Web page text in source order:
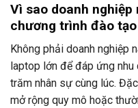
Vì sao doanh
chương trình đào
Không phải doanh nghiệp
laptop lớn để đáp ứng
trăm nhân sự cùng lúc.
mở rộng quy mô hoặc